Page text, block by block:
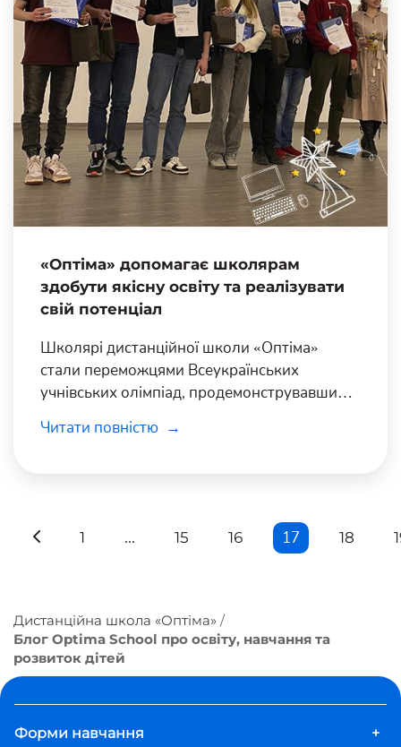
«Оптіма» допомагає школярам
здобути якісну освіту та реалізувати
свій потенціал
Школярі дистанційної школи «Оптіма»
стали переможцями Всеукраїнських
учнівських олімпіад, продемонструвавши
Читати повністю
1 ... 15 16 17 18
Дистанційна школа «Оптіма»
Блог Optima School про освіту, навчання та
розвиток дітей
Форми навчання +